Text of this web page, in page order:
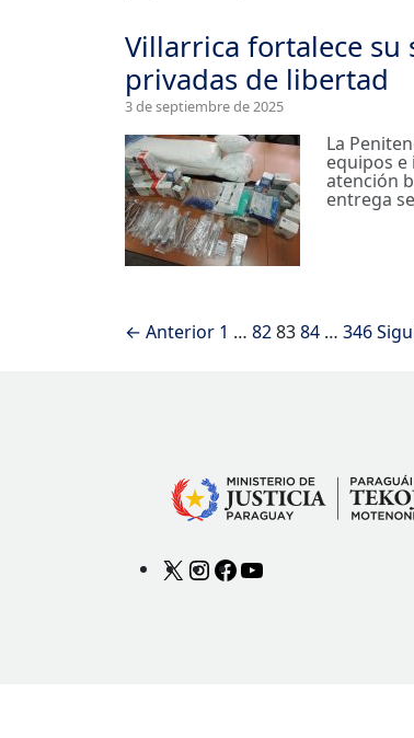
Villarrica fortalece su
privadas de libertad
3 de septiembre de 2025
La
equipos
atención
entrega
← Anterior 1 … 828384 … 346